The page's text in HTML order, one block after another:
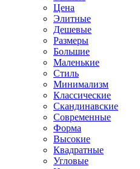
Цена
Элитные
Дешевые
Размеры
Большие
Маленькие
Стиль
Минимализм
Классические
Скандинавские
Современные
Форма
Высокие
Квадратные
Угловые